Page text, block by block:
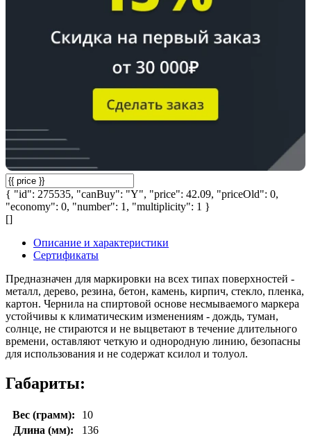
{ "id": 275535, "canBuy": "Y", "price": 42.09, "priceOld": 0,
"economy": 0, "number": 1, "multiplicity": 1 }
[]
Описание и характеристики
Сертификаты
Предназначен для маркировки на всех типах поверхностей -
металл, дерево, резина, бетон, камень, кирпич, стекло, пленка,
картон. Чернила на спиртовой основе несмываемого маркера
устойчивы к климатическим изменениям - дождь, туман,
солнце, не стираются и не выцветают в течение длительного
времени, оставляют четкую и однородную линию, безопасны
для использования и не содержат ксилол и толуол.
Габариты:
Вес (грамм):
10
Длина (мм):
136